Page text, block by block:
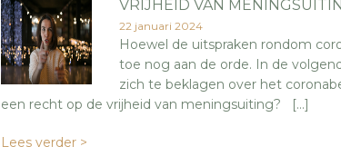
VRIJHEID VAN
22 januari 2024
Hoewel de uitspraken rondom
toe nog aan de orde. In de
zich te beklagen over het
een recht op de vrijheid van meningsuiting? […]
Lees verder >